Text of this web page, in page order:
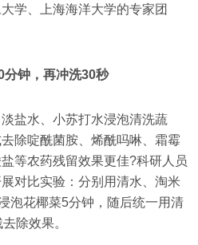
学、上海海洋大学的专家团
分钟，再冲洗30秒
盐水、小苏打水浸泡清洗蔬
除啶酰菌胺、烯酰吗啉、霜霉
等农药残留效果更佳?科研人员
对比实验：分别用清水、淘米
泡花椰菜5分钟，随后统一用清
除效果。